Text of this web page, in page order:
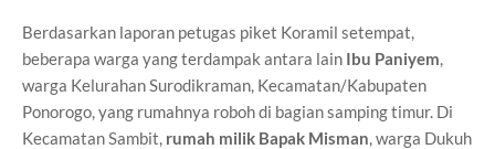
Berdasarkan laporan petugas piket Koramil setempat,
beberapa warga yang terdampak antara lain Ibu Paniyem,
warga Kelurahan Surodikraman, Kecamatan/Kabupaten
Ponorogo, yang rumahnya roboh di bagian samping timur. Di
Kecamatan Sambit, rumah milik Bapak Misman, warga Dukuh